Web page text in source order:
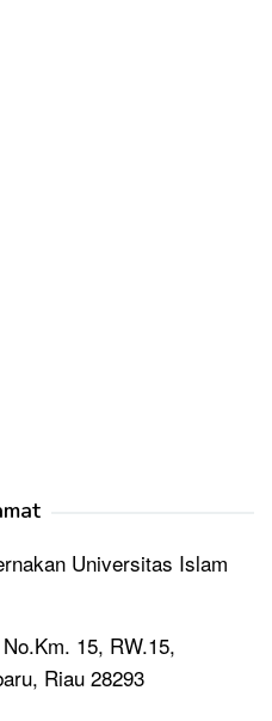
Universitas Islam
15, RW.15,
Riau 28293